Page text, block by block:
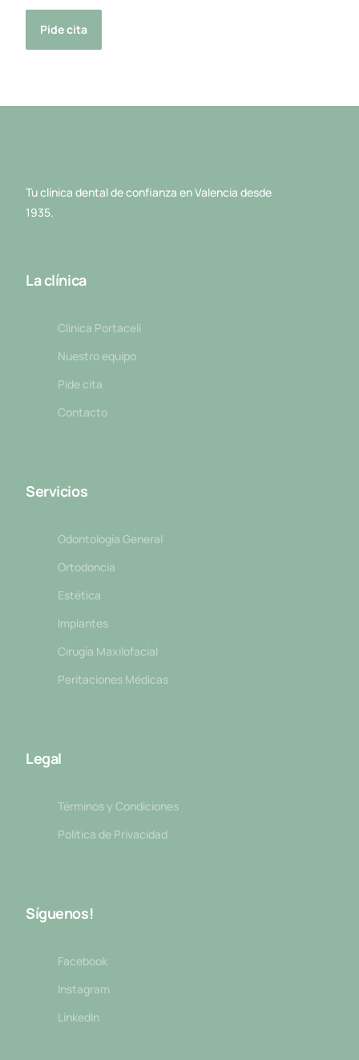
Pide cita
Tu clínica dental de confianza en Valencia desde
1935.
La clínica
Clinica Portaceli
Nuestro equipo
Pide cita
Contacto
Servicios
Odontología General
Ortodoncia
Estética
Implantes
Cirugía Maxilofacial
Peritaciones Médicas
Legal
Términos y Condiciones
Política de Privacidad
Síguenos!
Facebook
Instagram
LinkedIn